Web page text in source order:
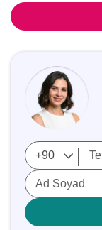
Ad Soyad